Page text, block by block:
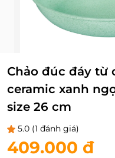
Chảo đúc đáy từ
ceramic xanh
size 26 cm
5.0 (1 đánh giá)
409.000 đ